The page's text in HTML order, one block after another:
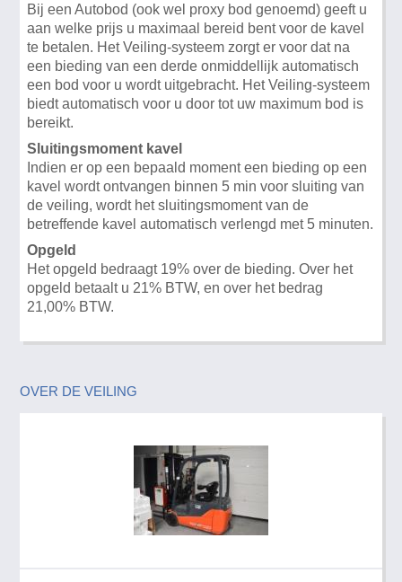
Bij een Autobod (ook wel proxy bod genoemd) geeft u
aan welke prijs u maximaal bereid bent voor de kavel
te betalen. Het Veiling-systeem zorgt er voor dat na
een bieding van een derde onmiddellijk automatisch
een bod voor u wordt uitgebracht. Het Veiling-systeem
biedt automatisch voor u door tot uw maximum bod is
bereikt.
Sluitingsmoment kavel
Indien er op een bepaald moment een bieding op een
kavel wordt ontvangen binnen 5 min voor sluiting van
de veiling, wordt het sluitingsmoment van de
betreffende kavel automatisch verlengd met 5 minuten.
Opgeld
Het opgeld bedraagt 19% over de bieding. Over het
opgeld betaalt u 21% BTW, en over het bedrag
21,00% BTW.
OVER DE VEILING